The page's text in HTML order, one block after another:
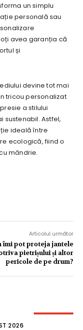
un simplu
personală sau
avea garanția că
și
devine tot mai
tricou personalizat
a stilului
sustenabil. Astfel,
ideală între
ecologică, fiind o
mândrie.
Articolul următor
îmi pot proteja jantele
pietrișului și altor
pericole de pe drum?
2026